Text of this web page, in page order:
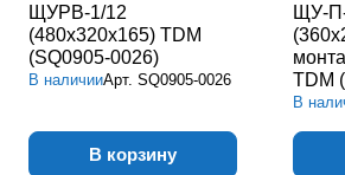
ЩУРВ-1/12
(480х320х165) TDM
(SQ0905-0026)
В наличииАрт. SQ0905-0026
В корзину
ЩУ-
TDM
В